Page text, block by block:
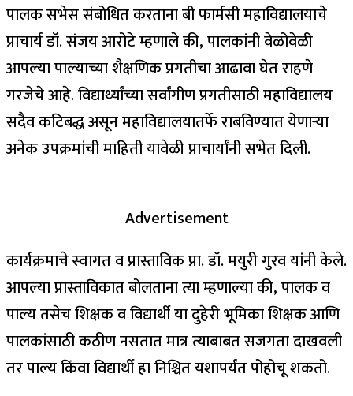
पालक सभेस संबोधित करताना बी फार्मसी महाविद्यालयाचे
प्राचार्य डॉ. संजय आरोटे म्हणाले की, पालकांनी वेळोवेळी
आपल्या पाल्याच्या शैक्षणिक प्रगतीचा आढावा घेत राहणे
गरजेचे आहे. विद्यार्थ्यांच्या सर्वांगीण प्रगतीसाठी महाविद्यालय
सदैव कटिबद्ध असून महाविद्यालयातर्फे राबविण्यात येणाऱ्या
अनेक उपक्रमांची माहिती यावेळी प्राचार्यांनी सभेत दिली.
Advertisement
कार्यक्रमाचे स्वागत व प्रास्ताविक प्रा. डॉ. मयुरी गुरव यांनी केले.
आपल्या प्रास्ताविकात बोलताना त्या म्हणाल्या की, पालक व
पाल्य तसेच शिक्षक व विद्यार्थी या दुहेरी भूमिका शिक्षक आणि
पालकांसाठी कठीण नसतात मात्र त्याबाबत सजगता दाखवली
तर पाल्य किंवा विद्यार्थी हा निश्चित यशापर्यंत पोहोचू शकतो.